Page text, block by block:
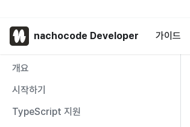
nachocode Developer 가이드
개요
시작하기
TypeScript 지원